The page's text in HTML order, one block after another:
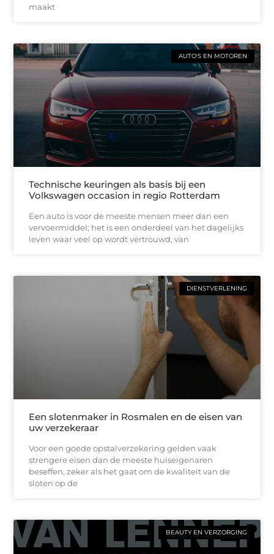
maakt
AUTO'S EN MOTOREN
Technische keuringen als basis bij een
Volkswagen occasion in regio Rotterdam
Een auto is voor de meeste mensen meer dan een
vervoermiddel; het is een onderdeel van het dagelijks
leven waar veel op wordt vertrouwd, van
DIENSTVERLENING
Een slotenmaker in Rosmalen en de eisen van
uw verzekeraar
Voor een goede opstalverzekering gelden vaak
strengere eisen dan de meeste huiseigenaren
beseffen, zeker als het gaat om de kwaliteit van de
sloten op de
BEAUTY EN VERZORGING